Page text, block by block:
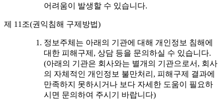
어려움이 발생할 수 있습니다.
제 11조(권익침해 구제방법)
정보주체는 아래의 기관에 대해 개인정보 침해에
대한 피해구제, 상담 등을 문의하실 수 있습니다.
(아래의 기관은 회사와는 별개의 기관으로서, 회사
의 자체적인 개인정보 불만처리, 피해구제 결과에
만족하지 못하시거나 보다 자세한 도움이 필요하
시면 문의하여 주시기 바랍니다)